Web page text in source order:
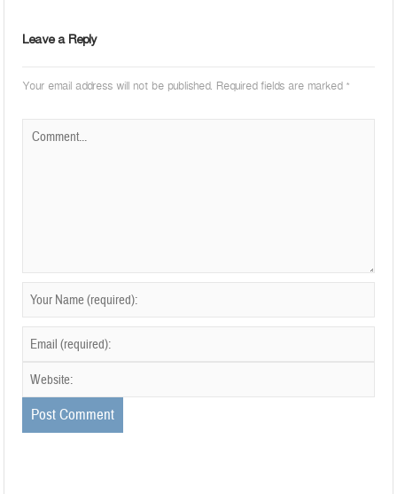
Leave a Reply
Your email address will not be published. Required fields are marked *